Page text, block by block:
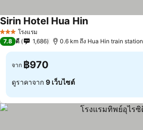
3 ดาว โรงแรม
Sirin Hotel Hua Hin
7.8 ดี 1,686 0.6 km ถึง Hua Hin train station
จาก ฿970
ดูราคาจาก 9 เว็บไซต์